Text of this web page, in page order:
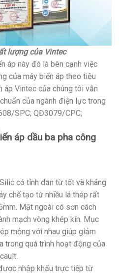
lượng của Vintec
áp này đó là bên cạnh việc
của máy biến áp theo tiêu
áp Vintec của chúng tôi vẫn
của ngành điện lực trong
SPC; QĐ3079/CPC;
áp dầu ba pha công
có tính dẫn từ tốt và kháng
chế tạo từ nhiều lá thép rất
Mặt ngoài có sơn cách
mạch vòng khép kín. Mục
mỏng với nhau giúp giảm
trong quá trình hoạt động của
nhập khẩu trực tiếp từ